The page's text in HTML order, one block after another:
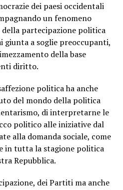
dei paesi occidentali
un fenomeno
partecipazione politica
giunta a soglie preoccupanti,
della base
diritto.
politica ha anche
del mondo della politica
di interpretarne le
politico alle iniziative dal
alla domanda sociale, come
in tutta la stagione politica
Repubblica.
dei Partiti ma anche